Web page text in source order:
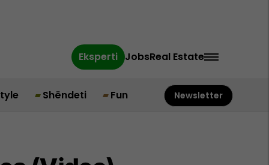
Eksperti JobsReal Estate
Shëndeti Fun Newsletter